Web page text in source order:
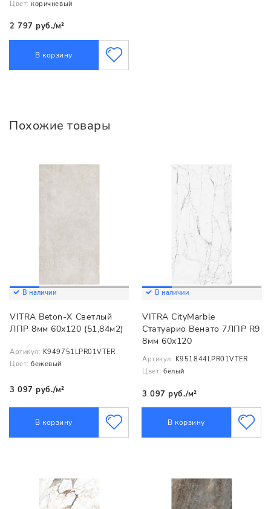
Цвет: коричневый
2 797 руб./м²
В корзину
Похожие товары
В наличии
VITRA Beton-X Cветлый
ЛПР 8мм 60x120 (51,84м2)
Артикул: K949751LPR01VTER
Цвет: бежевый
3 097 руб./м²
В корзину
В наличии
VITRA CityMarble
Статуарио Венато 7ЛПР R9
8мм 60x120
Артикул: K951844LPR01VTER
Цвет: белый
3 097 руб./м²
В корзину